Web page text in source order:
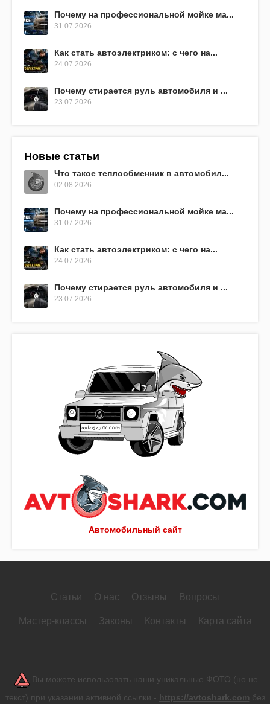
Автомобильный сайт
Почему на профессиональной мойке ма...
31.07.2026
Как стать автоэлектриком: с чего на...
24.07.2026
Почему стирается руль автомобиля и ...
23.07.2026
Новые статьи
Что такое теплообменник в автомобил...
02.08.2026
Почему на профессиональной мойке ма...
31.07.2026
Как стать автоэлектриком: с чего на...
24.07.2026
Почему стирается руль автомобиля и ...
23.07.2026
Статьи О нас Отзывы Вопросы
Мастер-классы Законы Контакты Карта сайта
Вы можете использовать наши уникальные ФОТО (но не
текст) при указании активной ссылки - https://avtoshark.com без